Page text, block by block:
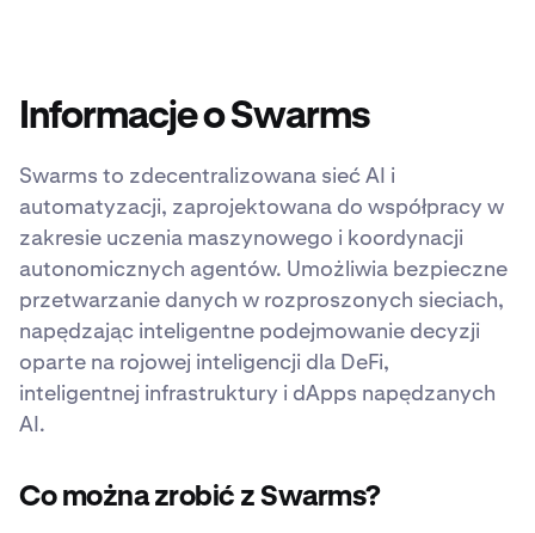
Informacje o Swarms
Swarms to zdecentralizowana sieć AI i
automatyzacji, zaprojektowana do współpracy w
zakresie uczenia maszynowego i koordynacji
autonomicznych agentów. Umożliwia bezpieczne
przetwarzanie danych w rozproszonych sieciach,
napędzając inteligentne podejmowanie decyzji
oparte na rojowej inteligencji dla DeFi,
inteligentnej infrastruktury i dApps napędzanych
AI.
Co można zrobić z Swarms?